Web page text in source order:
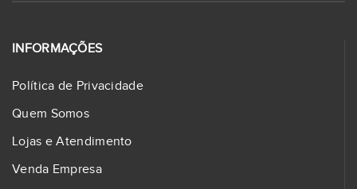
INFORMAÇÕES
Política de Privacidade
Quem Somos
Lojas e Atendimento
Venda Empresa